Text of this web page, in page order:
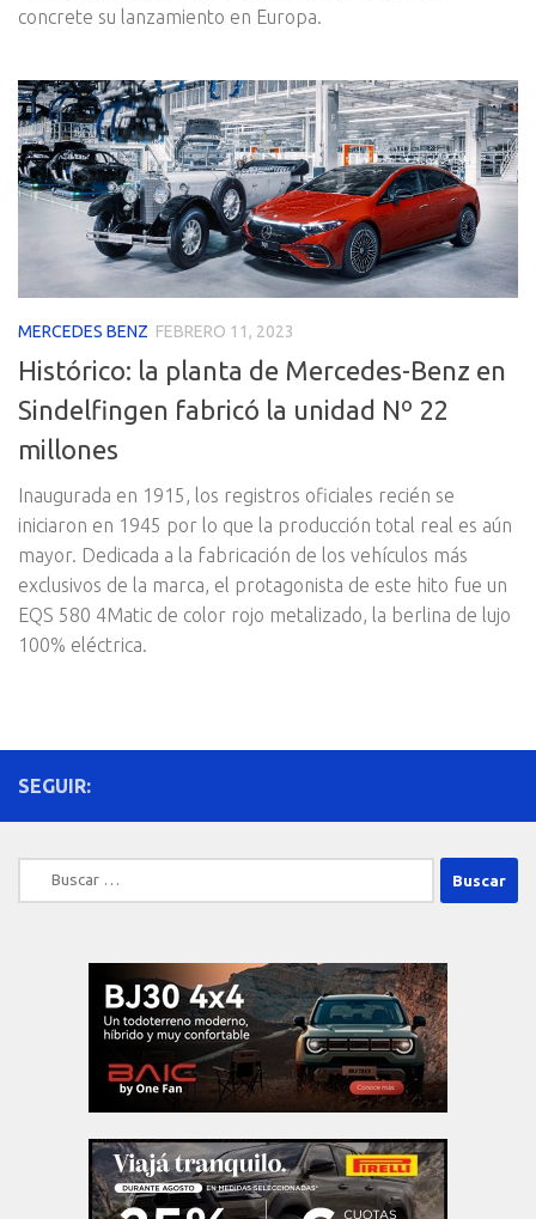
concrete su lanzamiento en Europa.
MERCEDES BENZ FEBRERO 11, 2023
Histórico: la planta de Mercedes-Benz en
Sindelfingen fabricó la unidad Nº 22
millones
Inaugurada en 1915, los registros oficiales recién se
iniciaron en 1945 por lo que la producción total real es aún
mayor. Dedicada a la fabricación de los vehículos más
exclusivos de la marca, el protagonista de este hito fue un
EQS 580 4Matic de color rojo metalizado, la berlina de lujo
100% eléctrica.
SEGUIR:
Buscar: